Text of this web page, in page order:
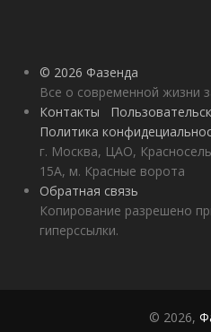
© 2026 Фазенда
Все о современной жизни
Контакты
Политика
г. Москва, ЦАО,
15А, м. Красные ворота
Обратная связь
Копирование разрешено
гиперссылки.
© 2026,